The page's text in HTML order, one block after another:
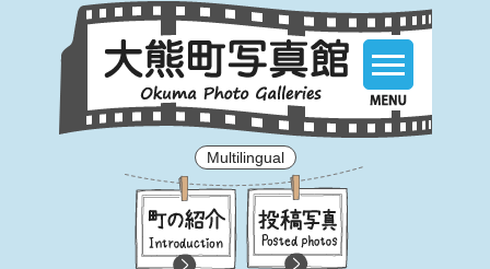
Multilingual